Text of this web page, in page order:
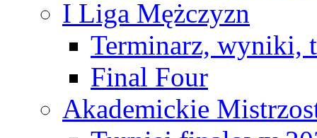
I Liga Mężczyzn
Terminarz, wyniki,
Final Four
Akademickie